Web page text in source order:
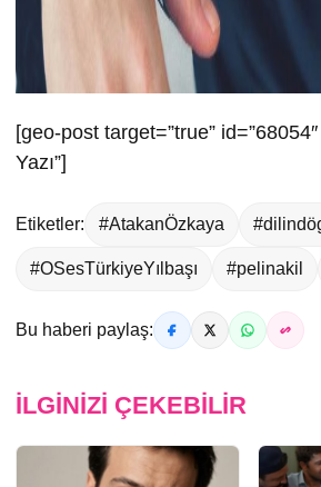
[geo-post target=”true”
Yazı”]
Etiketler: #AtakanÖzkaya
#OSesTürkiyeYılbaşı #pelinakil
Bu haberi paylaş:
İLGINIZI ÇEKEBILIR